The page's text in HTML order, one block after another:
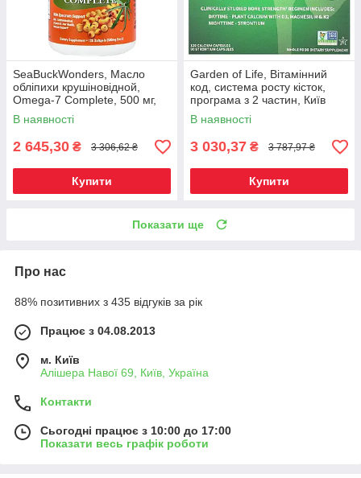
SeaBuckWonders, Масло
обліпихи крушіновідной,
Omega-7 Complete, 500 мг,
120 м'яких капсул, Київ
В наявності
2 645,30 ₴ 3 306,62 ₴
Купити
Garden of Life, Вітамінний
код, система росту кісток,
програма з 2 частин, Київ
В наявності
3 030,37 ₴ 3 787,97 ₴
Купити
Показати ще
Про нас
88% позитивних з 435 відгуків за рік
Працює з 04.08.2013
м. Київ
Алішера Навої 69, Київ, Україна
Контакти
Сьогодні працює з 10:00 до 17:00
Показати весь графік роботи